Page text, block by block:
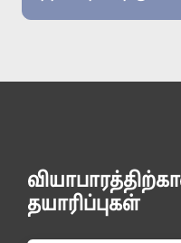
தயாரிப்புகள்